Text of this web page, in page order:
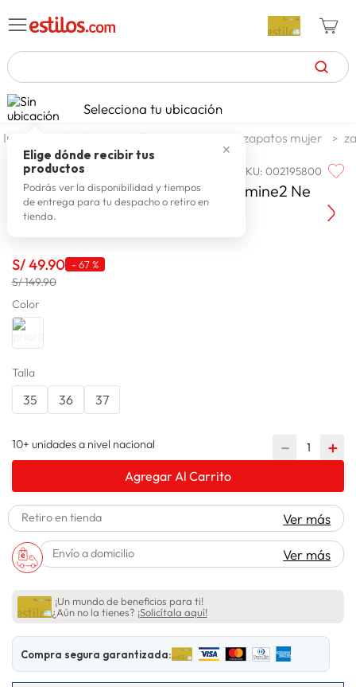
TÉRMINOS MÁS BUSCADOS
1. zapatillas mujer
2. celulares
3. zapatillas hombre
4. moda
6 . tv
8.
9.
10.
Selecciona tu ubicación
✕
Elige dónde recibir tus
productos
Podrás ver la disponibilidad y tiempos
de entrega para tu despacho o retiro en
tienda.
calzado y zapatillas zapatos mujer
PRIORITY SKU:002195800
Zapatos Casuales Mujer Priority Emine2 Ne
S/49.90 - 67 %
S/ 149.90
Color
Talla
35 36 37
10+ unidades a nivel nacional ＋
－
Agregar Al Carrito
Retiro en tienda Ver más
Envío a domicilio Ver más
¡Un mundo de beneficios para ti!
¿Aún no la tienes? ¡Solicítala aquí!
Compra segura garantizada: